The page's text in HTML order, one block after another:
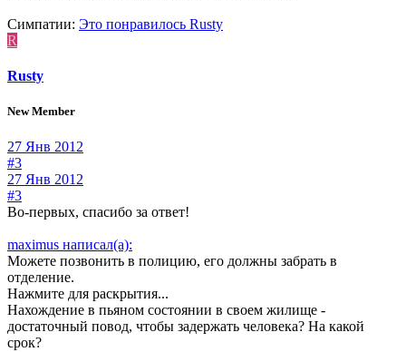
Симпатии: Это понравилось Rusty
R
Rusty
New Member
27 Янв 2012
#3
27 Янв 2012
#3
Во-первых, спасибо за ответ!
maximus написал(а):
Можете позвонить в полицию, его должны забрать в
отделение.
Нажмите для раскрытия...
Нахождение в пьяном состоянии в своем жилище -
достаточный повод, чтобы задержать человека? На какой
срок?